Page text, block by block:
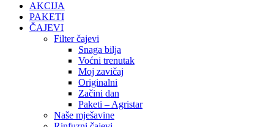
AKCIJA
PAKETI
ČAJEVI
Filter čajevi
Snaga bilja
Voćni trenutak
Moj zavičaj
Originalni
Začini dan
Paketi – Agristar
Naše mješavine